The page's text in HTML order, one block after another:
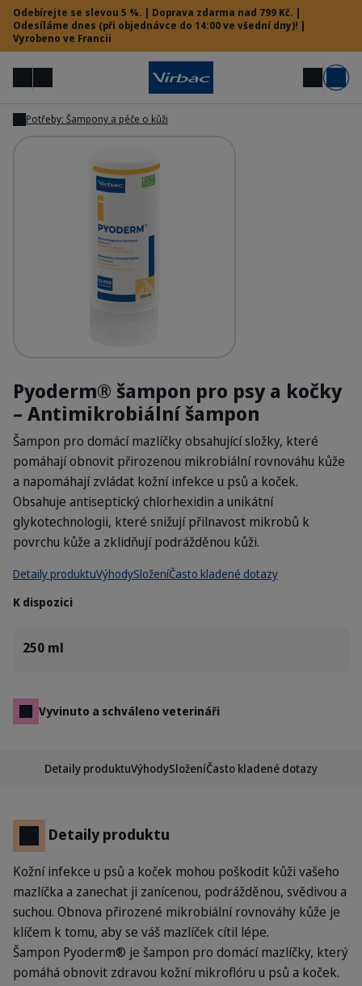
Odebírejte se slevou 5 %. | Doprava zdarma nad 799 Kč. |
Odesíláme dnes (při objednávce do 14:00 ve všední dny)! |
Vyrobeno ve Francii
MenuHledat Můj účet Košík
Potřeby: Šampony a péče o kůži
Pyoderm
Pyoderm® šampon pro psy a kočky
– Antimikrobiální šampon
Šampon pro domácí mazlíčky obsahující složky, které
pomáhají obnovit přirozenou mikrobiální rovnováhu kůže
a napomáhají zvládat kožní infekce u psů a koček.
Obsahuje antiseptický chlorhexidin a unikátní
glykotechnologii, které snižují přilnavost mikrobů k
povrchu kůže a zklidňují podrážděnou kůži.
Detaily produktuVýhodySloženíČasto kladené dotazy
K dispozici
250 ml
Vyvinuto a schváleno veterináři
Detaily produktuVýhodySloženíČasto kladené dotazy
Detaily produktu
Kožní infekce u psů a koček mohou poškodit kůži vašeho
mazlíčka a zanechat ji zanícenou, podrážděnou, svědivou a
suchou. Obnova přirozené mikrobiální rovnováhy kůže je
klíčem k tomu, aby se váš mazlíček cítil lépe.
Šampon Pyoderm® je šampon pro domácí mazlíčky, který
pomáhá obnovit zdravou kožní mikroflóru u psů a koček.